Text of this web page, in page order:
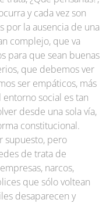
y cada vez son
por la ausencia de una
complejo, que va
para que sean buenas
que debemos ver
ser empáticos, más
social es tan
desde una sola vía,
constitucional.
supuesto, pero
de trata de
narcos,
que sólo voltean
desaparecen y